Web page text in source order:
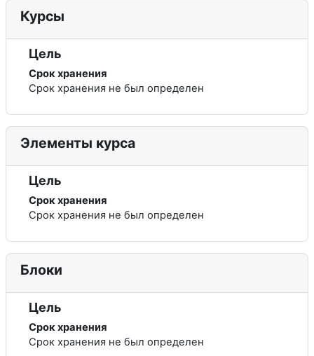
Курсы
Цель
Срок хранения
Срок хранения не был определен
Элементы курса
Цель
Срок хранения
Срок хранения не был определен
Блоки
Цель
Срок хранения
Срок хранения не был определен